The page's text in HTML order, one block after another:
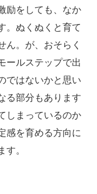
励をしても、なか
。ぬくぬくと育て
ん。が、おそらく
ールステップで出
ではないかと思い
る部分もあります
しまっているのか
感を育める方向に
す。